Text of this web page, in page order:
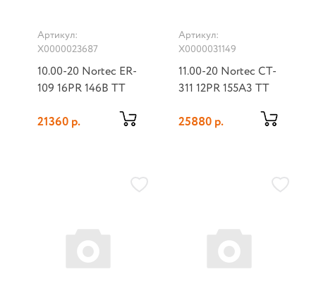
Артикул:
Х0000023687
10.00-20 Nortec ER-
109 16PR 146B TT
21360 р.
Артикул:
Х0000031149
11.00-20 Nortec CT-
311 12PR 155A3 TT
25880 р.